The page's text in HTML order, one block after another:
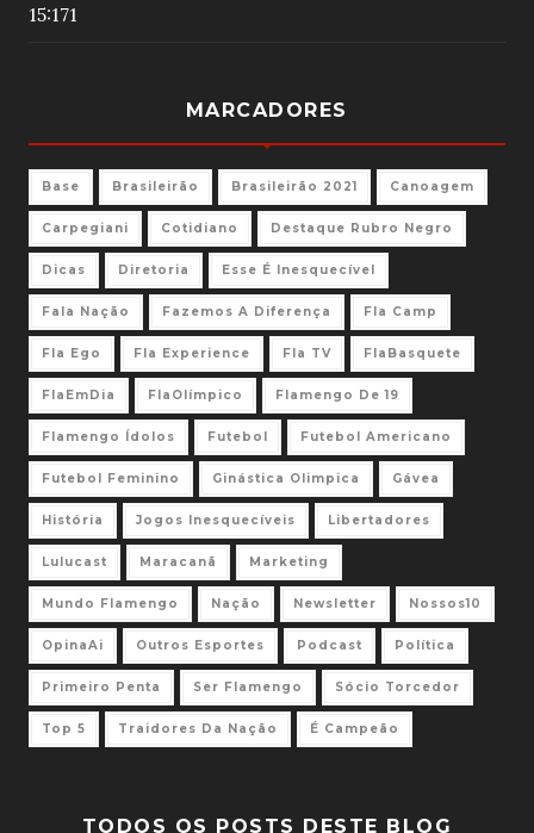
15:171
MARCADORES
Base Brasileirão Brasileirão 2021 Canoagem
Carpegiani Cotidiano Destaque Rubro Negro
Dicas Diretoria Esse É Inesquecível
Fala Nação Fazemos A Diferença Fla Camp
Fla Ego Fla Experience Fla TV FlaBasquete
FlaEmDia FlaOlímpico Flamengo De 19
Flamengo Ídolos Futebol Futebol Americano
Futebol Feminino Ginástica Olimpica Gávea
História Jogos Inesquecíveis Libertadores
Lulucast Maracanã Marketing
Mundo Flamengo Nação Newsletter Nossos10
OpinaAi Outros Esportes Podcast Política
Primeiro Penta Ser Flamengo Sócio Torcedor
Top 5 Traidores Da Nação É Campeão
TODOS OS POSTS DESTE BLOG